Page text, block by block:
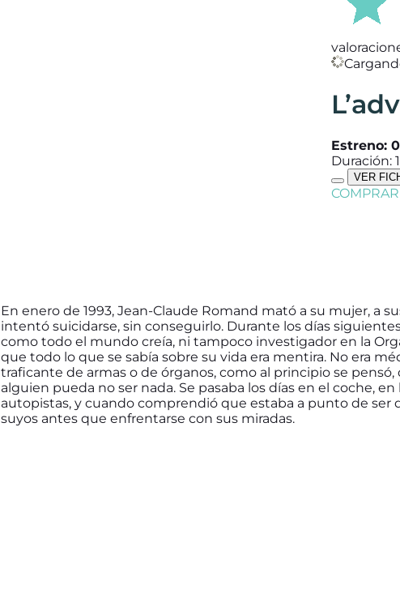
Estreno:
Duración:
VER
En enero de 1993, Jean-Claude Romand mató a su mujer, a
intentó suicidarse, sin conseguirlo. Durante los días
como todo el mundo creía, ni tampoco investigador en la
que todo lo que se sabía sobre su vida era mentira. No era
traficante de armas o de órganos, como al principio se
alguien pueda no ser nada. Se pasaba los días en el coche, en
autopistas, y cuando comprendió que estaba a punto de ser
suyos antes que enfrentarse con sus miradas.